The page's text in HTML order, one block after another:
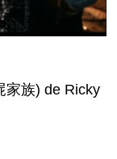
家族) de Ricky